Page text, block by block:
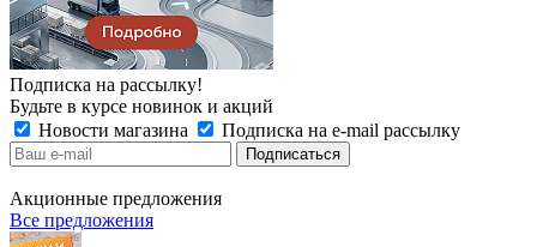
Подписка на рассылку!
Будьте в курсе новинок и акций
Новости магазина
Подписка на e-mail рассылку
Акционные предложения
Все предложения